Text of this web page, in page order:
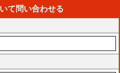
て問い合わせる